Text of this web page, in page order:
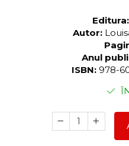
Editura:
Autor:
Anul
ISBN: 978-